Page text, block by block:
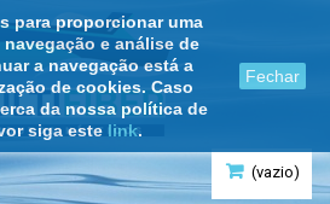
para proporcionar uma
e análise de
a navegação está a
de cookies. Caso
da nossa política de
siga este link.
Fechar
(vazio)